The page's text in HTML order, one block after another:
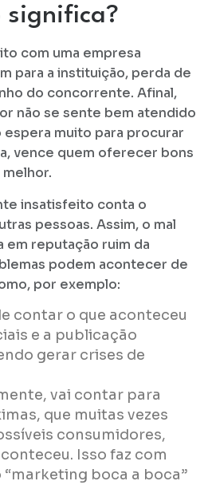
com uma empresa
para a instituição, perda de
do concorrente. Afinal,
não se sente bem atendido
espera muito para procurar
vence quem oferecer bons
insatisfeito conta o
pessoas. Assim, o mal
reputação ruim da
podem acontecer de
por exemplo:
contar o que aconteceu
e a publicação
gerar crises de
vai contar para
que muitas vezes
consumidores,
Isso faz com
“marketing boca a boca”